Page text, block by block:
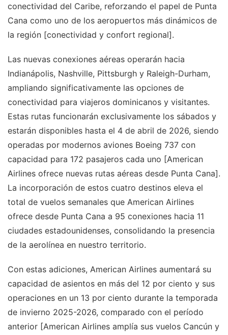
conectividad del Caribe, reforzando el papel de Punta
Cana como uno de los aeropuertos más dinámicos de
la región [conectividad y confort regional].
Las nuevas conexiones aéreas operarán hacia
Indianápolis, Nashville, Pittsburgh y Raleigh-Durham,
ampliando significativamente las opciones de
conectividad para viajeros dominicanos y visitantes.
Estas rutas funcionarán exclusivamente los sábados y
estarán disponibles hasta el 4 de abril de 2026, siendo
operadas por modernos aviones Boeing 737 con
capacidad para 172 pasajeros cada uno [American
Airlines ofrece nuevas rutas aéreas desde Punta Cana].
La incorporación de estos cuatro destinos eleva el
total de vuelos semanales que American Airlines
ofrece desde Punta Cana a 95 conexiones hacia 11
ciudades estadounidenses, consolidando la presencia
de la aerolínea en nuestro territorio.
Con estas adiciones, American Airlines aumentará su
capacidad de asientos en más del 12 por ciento y sus
operaciones en un 13 por ciento durante la temporada
de invierno 2025-2026, comparado con el período
anterior [American Airlines amplía sus vuelos Cancún y